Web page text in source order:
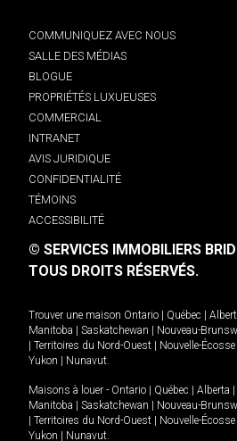
COMMUNIQUEZ AVEC NOUS
SALLE DES MÉDIAS
BLOGUE
PROPRIÉTÉS LUXUEUSES
COMMERCIAL
INTRANET
AVIS JURIDIQUE
CONFIDENTIALITÉ
TÉMOINS
ACCESSIBILITÉ
© SERVICES IMMOBILIERS
TOUS DROITS RÉSERVÉS.
Trouver une maison Ontario Québec
Manitoba
Saskatchewan Nouveau-
Territoires du Nord-Ouest Nouvelle-Écosse
Yukon
Nunavut.
Maisons à louer - Ontario Québec Alberta
Manitoba
Saskatchewan Nouveau-
Territoires du Nord-Ouest Nouvelle-Écosse
Yukon
Nunavut.